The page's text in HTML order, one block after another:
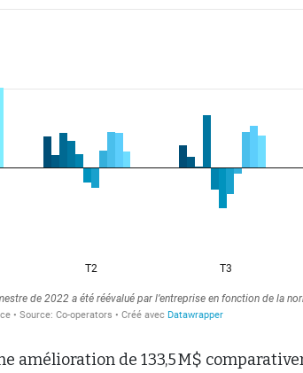
amélioration de 133,5 M$